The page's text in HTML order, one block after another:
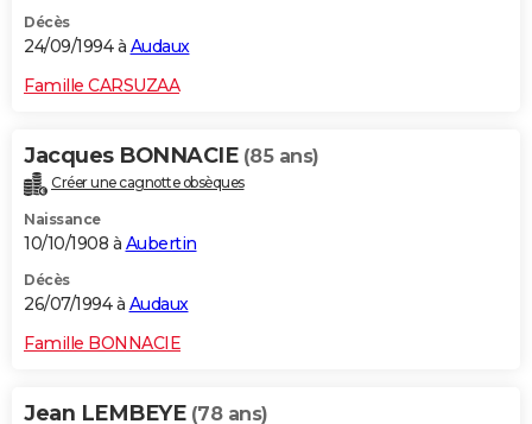
Décès
24/09/1994 à Audaux
Famille CARSUZAA
Jacques BONNACIE (85 ans)
Créer une cagnotte obsèques
Naissance
10/10/1908 à Aubertin
Décès
26/07/1994 à Audaux
Famille BONNACIE
Jean LEMBEYE (78 ans)